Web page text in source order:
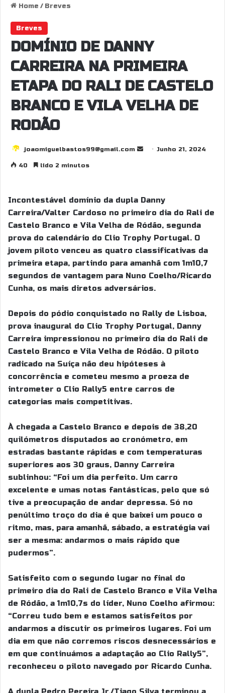
Home / Breves
Breves
DOMÍNIO DE DANNY
CARREIRA NA PRIMEIRA
ETAPA DO RALI DE CASTELO
BRANCO E VILA VELHA DE
RODÃO
joaomiguelbastos99@gmail.com
a
n
e
m
Junho 21, 2024
40 lido 2 minutos
Incontestável domínio da dupla Danny
Carreira/Valter Cardoso no primeiro dia do Rali de
Castelo Branco e Vila Velha de Ródão, segunda
prova do calendário do Clio Trophy Portugal. O
jovem piloto venceu as quatro classificativas da
primeira etapa, partindo para amanhã com 1m10,7
segundos de vantagem para Nuno Coelho/Ricardo
Cunha, os mais diretos adversários.
Depois do pódio conquistado no Rally de Lisboa,
prova inaugural do Clio Trophy Portugal, Danny
Carreira impressionou no primeiro dia do Rali de
Castelo Branco e Vila Velha de Ródão. O piloto
radicado na Suíça não deu hipóteses à
concorrência e cometeu mesmo a proeza de
intrometer o Clio Rally5 entre carros de
categorias mais competitivas.
À chegada a Castelo Branco e depois de 38,20
quilómetros disputados ao cronómetro, em
estradas bastante rápidas e com temperaturas
superiores aos 30 graus, Danny Carreira
sublinhou: “Foi um dia perfeito. Um carro
excelente e umas notas fantásticas, pelo que só
tive a preocupação de andar depressa. Só no
penúltimo troço do dia é que baixei um pouco o
ritmo, mas, para amanhã, sábado, a estratégia vai
ser a mesma: andarmos o mais rápido que
pudermos”.
Satisfeito com o segundo lugar no final do
primeiro dia do Rali de Castelo Branco e Vila Velha
de Ródão, a 1m10,7s do líder, Nuno Coelho afirmou:
“Correu tudo bem e estamos satisfeitos por
andarmos a discutir os primeiros lugares. Foi um
dia em que não corremos riscos desnecessários e
em que continuámos a adaptação ao Clio Rally5”,
reconheceu o piloto navegado por Ricardo Cunha.